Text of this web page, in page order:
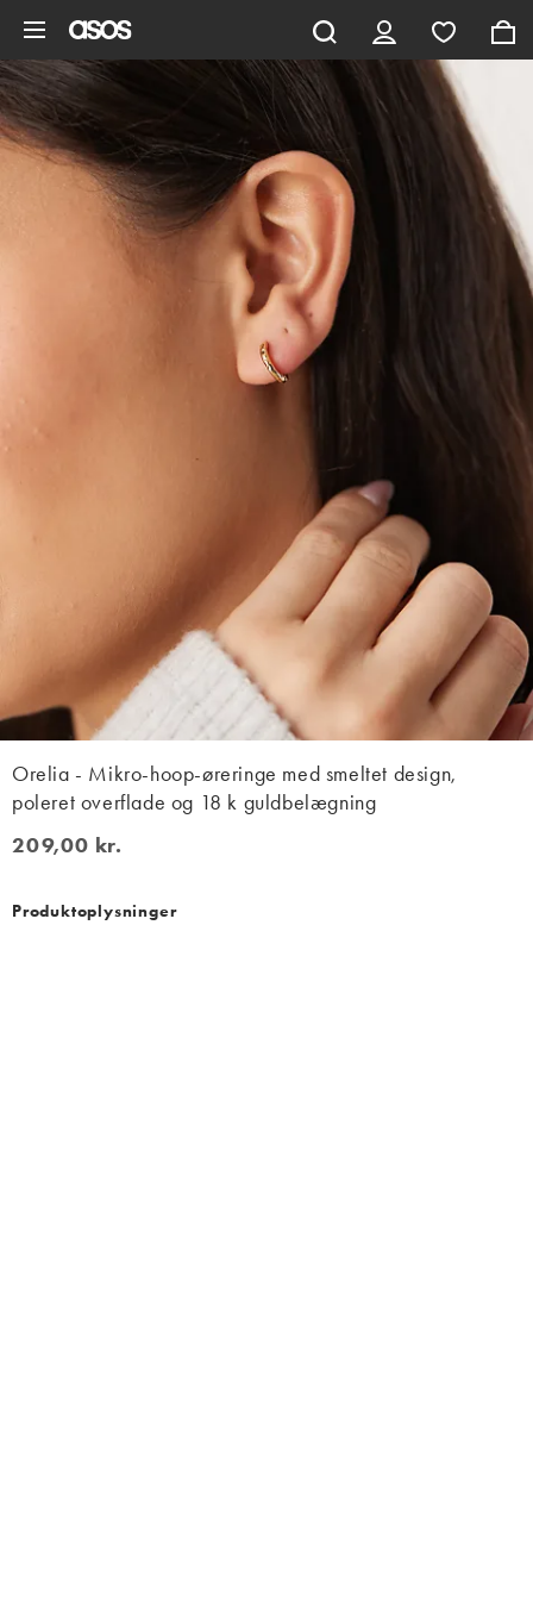
Orelia - Mikro-hoop-øreringe med smeltet design,
poleret overflade og 18 k guldbelægning
209,00 kr.
209,00 kr.
Produktoplysninger